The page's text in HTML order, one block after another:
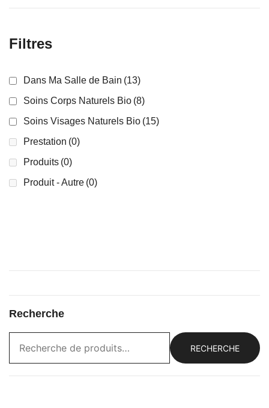
Filtres
Dans Ma Salle de Bain (13)
Soins Corps Naturels Bio (8)
Soins Visages Naturels Bio (15)
Prestation (0)
Produits (0)
Produit - Autre (0)
Recherche
RECHERCHE